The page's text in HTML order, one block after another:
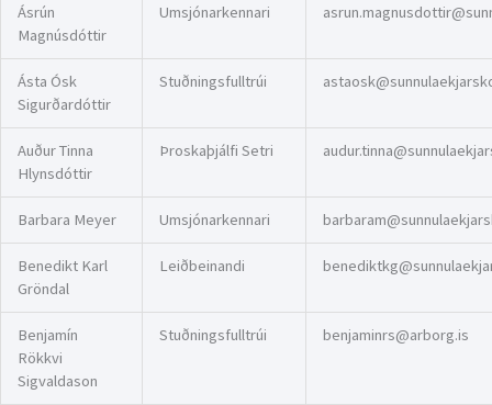
Ásrún
Magnúsdóttir
Umsjónarkennari
Ásta Ósk
Sigurðardóttir
Stuðningsfulltrúi
Auður Tinna
Hlynsdóttir
Þroskaþjálfi Setri
Barbara Meyer Umsjónarkennari
Benedikt Karl
Gröndal
Leiðbeinandi
Benjamín
Rökkvi
Sigvaldason
Stuðningsfulltrúi benjaminrs@arborg.is